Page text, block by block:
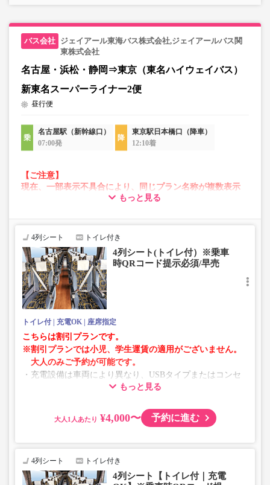
ジェイアール東海バス株式会社,ジェイアールバス関
東株式会社
名古屋・浜松・静岡⇒東京（東名ハイウェイバス）
新東名スーパーライナー2便
昼行便
名古屋駅（新幹線口）
07:00発
東京駅日本橋口（降車）
12:10着
【ご注意】
現在、一部表示不具合により、同じプラン名称が複数表示
される場合がございます。
います。
お手数をおかけいたしますが、エラー表示が出た場合は、
たします。
もっと見る
4列シート トイレ付き
4列シート(トイレ付）※乗車
時QRコード提示必須/早売
トイレ付 充電OK 座席指定
こちらは割引プランです。
※割引プランでは小児、学生運賃の適用がございません。
大人のみご予約が可能です。
・充電設備は車両により異なり、USBタイプまたはコンセ
ントタイプでのご用意となります。
仕様が変更となる場合がございます。あらかじめご了承く
ださい。
もっと見る
大人 ¥4,000〜 予約に進む
4列シート トイレ付き
4列シート【トイレ付｜充電